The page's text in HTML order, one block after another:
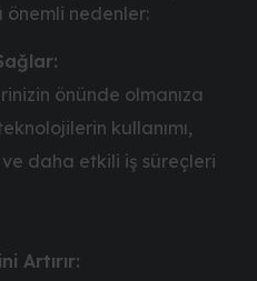
önemli nedenler:
önünde olmanıza
kullanımı,
ve daha etkili iş süreçleri
Artırır: